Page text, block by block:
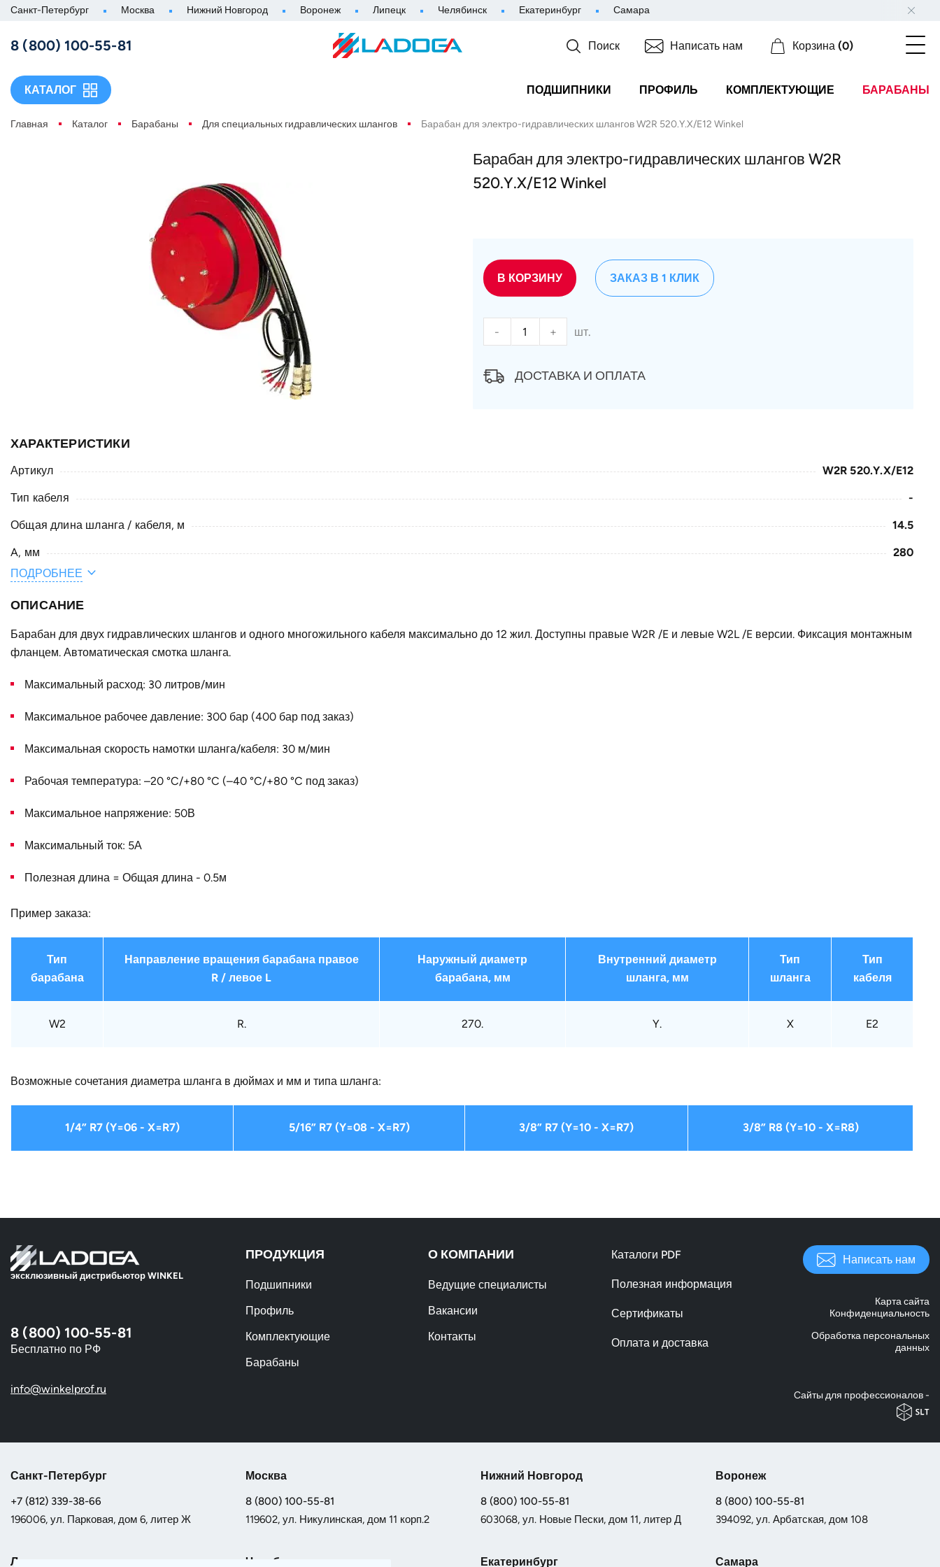
Санкт-Петербург Москва Нижний Новгород Воронеж Липецк Челябинск Екатеринбург Самара
8 (800) 100-55-81 Поиск Написать нам Корзина (0)
КАТАЛОГ ПОДШИПНИКИ ПРОФИЛЬ КОМПЛЕКТУЮЩИЕ БАРАБАНЫ
Главная Каталог Барабаны Для специальных гидравлических шлангов Барабан для электро-гидравлических шлангов W2R 520.Y.X/E12 Winkel
Барабан для электро-гидравлических шлангов W2R
520.Y.X/E12 Winkel
В КОРЗИНУ
- + шт.
ЗАКАЗ В 1 КЛИК
ДОСТАВКА И ОПЛАТА
ХАРАКТЕРИСТИКИ
Артикул W2R 520.Y.X/E12
Тип кабеля -
Общая длина шланга / кабеля, м 14.5
A, мм 280
E, мм
C, мм
B, мм 82
Конструктивное исполнение
Наружный диаметр D, мм
Страна
ПОДРОБНЕЕ
ОПИСАНИЕ
Барабан для двух гидравлических шлангов и одного многожильного кабеля максимально до 12 жил. Доступны правые W2R /E и левые W2L /E версии. Фиксация монтажным
фланцем. Автоматическая смотка шланга.
Максимальный расход: 30 литров/мин
Максимальное рабочее давление: 300 бар (400 бар под заказ)
Максимальная скорость намотки шланга/кабеля: 30 м/мин
Рабочая температура: –20 °C/+80 °C (–40 °C/+80 °C под заказ)
Максимальное напряжение: 50В
Максимальный ток: 5А
Полезная длина = Общая длина - 0.5м
Пример заказа:
Тип
барабана
Направление вращения барабана правое
R / левое L
Наружный диаметр
барабана, мм
Внутренний диаметр
шланга, мм
Тип
шланга
Тип
кабеля
W2 R. 270. Y. X E2
Возможные сочетания диаметра шланга в дюймах и мм и типа шланга:
1/4” R7 (Y=06 - X=R7) 5/16” R7 (Y=08 - X=R7) 3/8” R7 (Y=10 - X=R7) 3/8” R8 (Y=10 - X=R8)
эксклюзивный дистрибьютор WINKEL
8 (800) 100-55-81
Бесплатно по РФ
info@winkelprof.ru
ПРОДУКЦИЯ
Подшипники
Профиль
Комплектующие
Барабаны
О КОМПАНИИ
Ведущие специалисты
Вакансии
Контакты
Каталоги PDF
Полезная информация
Сертификаты
Оплата и доставка
Написать нам
Карта сайта
Конфиденциальность
Обработка персональных
данных
Cайты для профессионалов -
Санкт-Петербург
+7 (812) 339-38-66
196006, ул. Парковая, дом 6, литер Ж
Москва
8 (800) 100-55-81
119602, ул. Никулинская, дом 11 корп.2
Нижний Новгород
8 (800) 100-55-81
603068, ул. Новые Пески, дом 11, литер Д
Воронеж
8 (800) 100-55-81
394092, ул. Арбатская, дом 108
Липецк Челябинск Екатеринбург Самара